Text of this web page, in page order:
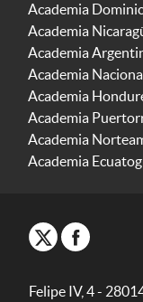
Academia
Academia
Academia
Academia
Academia
Academia
Academia
Academia
Felipe IV, 4 -